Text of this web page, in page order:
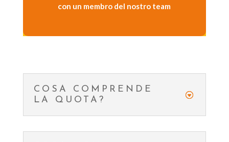
con un membro del nostro team
COSA COMPRENDE
LA QUOTA?